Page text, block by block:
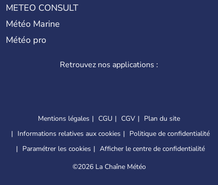
METEO CONSULT
Météo Marine
Météo pro
Retrouvez nos applications :
Mentions légales CGU CGV
Plan du site
Informations relatives aux cookies
Politique de confidentialité
Paramétrer les cookies
Afficher le centre de confidentialité
©2026 La Chaîne Météo